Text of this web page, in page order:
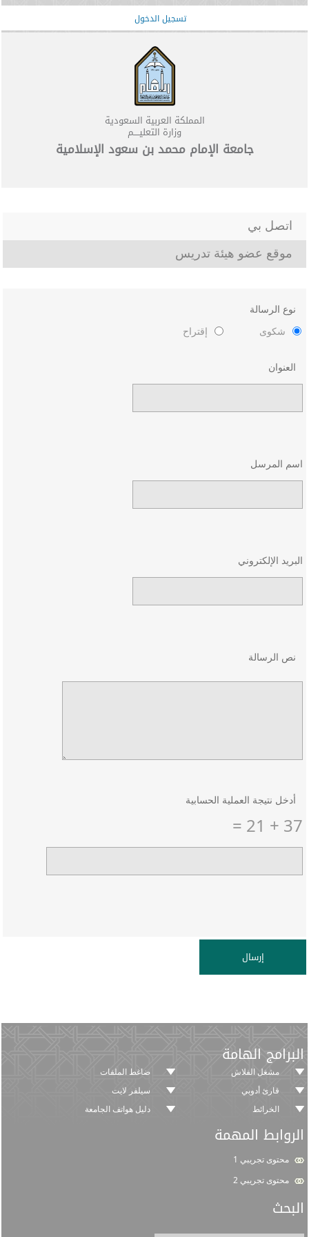
تسجيل الدخول
المملكة العربية السعودية
وزارة التعليــــم
جامعة الإمام محمد بن سعود الإسلامية
موقع عضو هيئة تدريس
اتصل بي
نوع الرسالة
شكوى إقتراح
العنوان
اسم المرسل
البريد الإلكتروني
نص الرسالة
أدخل نتيجة العملية الحسابية
37 + 21 =
البرامج الهامة
مشغل الفلاش
ضاغط الملفات
قارئ أدوبي
سيلفر لايت
الخرائط
دليل هواتف الجامعة
الروابط المهمة
محتوى تجريبي 1
محتوى تجريبي 2
البحث